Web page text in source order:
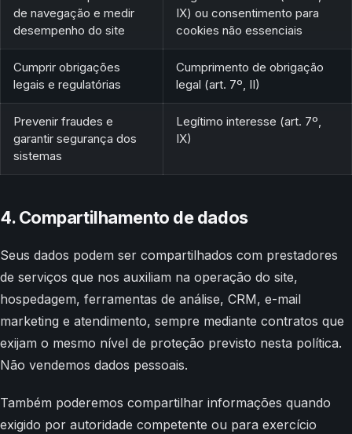
de navegação e medir
desempenho do site
IX) ou consentimento para
cookies não essenciais
Cumprir obrigações
legais e regulatórias
Cumprimento de obrigação
legal (art. 7º, II)
Prevenir fraudes e
garantir segurança dos
sistemas
Legítimo interesse (art. 7º,
IX)
4. Compartilhamento de dados
Seus dados podem ser compartilhados com prestadores
de serviços que nos auxiliam na operação do site,
hospedagem, ferramentas de análise, CRM, e-mail
marketing e atendimento, sempre mediante contratos que
exijam o mesmo nível de proteção previsto nesta política.
Não vendemos dados pessoais.
Também poderemos compartilhar informações quando
exigido por autoridade competente ou para exercício